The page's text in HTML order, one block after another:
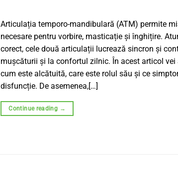
Articulația temporo-mandibulară (ATM) permite
necesare pentru vorbire, masticație și înghițire.
corect, cele două articulații lucrează sincron și
mușcăturii și la confortul zilnic. În acest articol vei
cum este alcătuită, care este rolul său și ce
disfuncție. De asemenea,[…]
Continue reading →